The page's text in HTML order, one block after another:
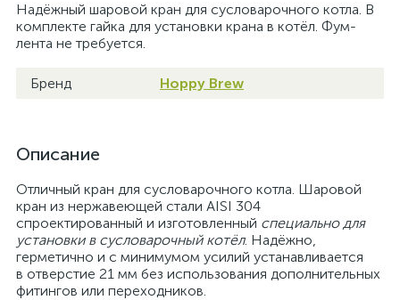
Надёжный шаровой кран для сусловарочного котла. В
комплекте гайка для установки крана в котёл. Фум-
лента не требуется.
Бренд Hoppy Brew
Описание
Отличный кран для сусловарочного котла. Шаровой
кран из нержавеющей стали AISI 304
спроектированный и изготовленный специально для
установки в сусловарочный котёл. Надёжно,
герметично и с минимумом усилий устанавливается
в отверстие 21 мм без использования дополнительных
фитингов или переходников.